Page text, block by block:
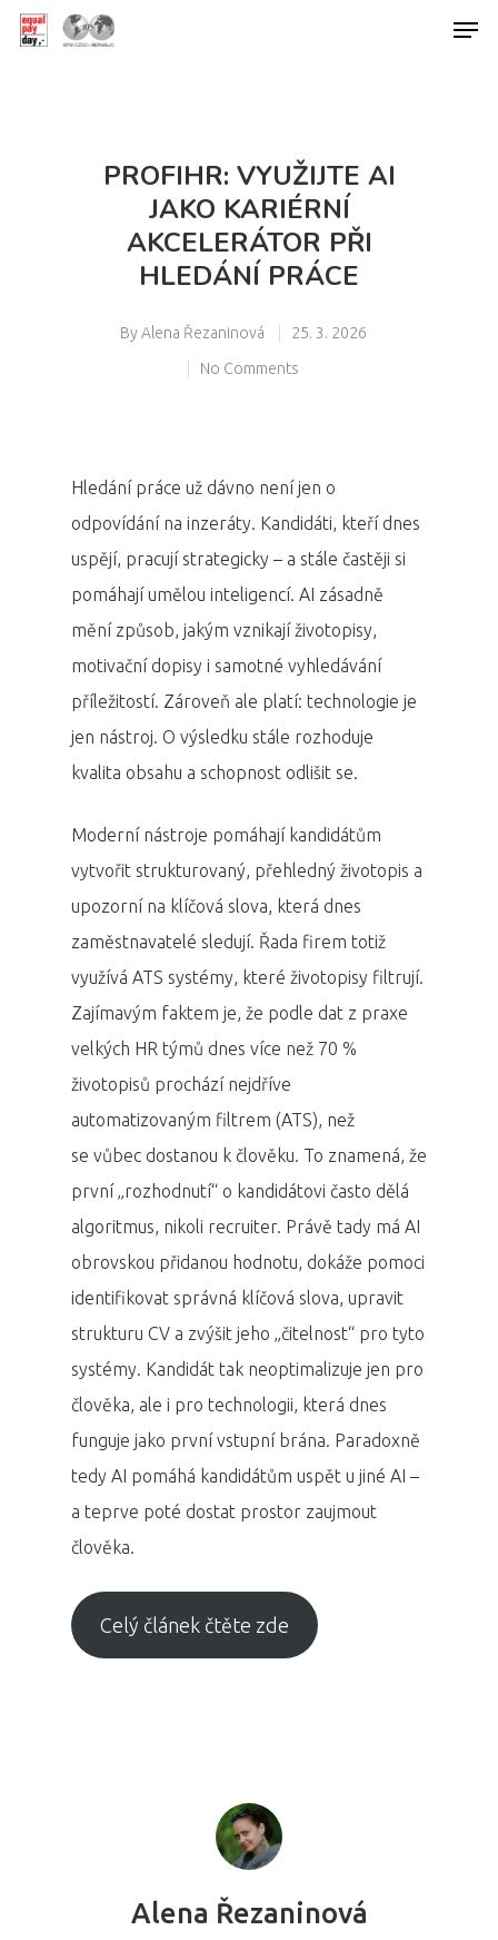
PROFIHR: VYUŽIJTE AI
JAKO KARIÉRNÍ
AKCELERÁTOR PŘI
HLEDÁNÍ PRÁCE
By Alena Řezaninová
25. 3. 2026
No Comments
Hledání práce už dávno není jen o
odpovídání na inzeráty. Kandidáti, kteří dnes
uspějí, pracují strategicky – a stále častěji si
pomáhají umělou inteligencí. AI zásadně
mění způsob, jakým vznikají životopisy,
motivační dopisy i samotné vyhledávání
příležitostí. Zároveň ale platí: technologie je
jen nástroj. O výsledku stále rozhoduje
kvalita obsahu a schopnost odlišit se.
Moderní nástroje pomáhají kandidátům
vytvořit strukturovaný, přehledný životopis a
upozorní na klíčová slova, která dnes
zaměstnavatelé sledují. Řada firem totiž
využívá ATS systémy, které životopisy filtrují.
Zajímavým faktem je, že podle dat z praxe
velkých HR týmů dnes více než 70 %
životopisů prochází nejdříve
automatizovaným filtrem (ATS), než
se vůbec dostanou k člověku. To znamená, že
první „rozhodnutí“ o kandidátovi často dělá
algoritmus, nikoli recruiter. Právě tady má AI
obrovskou přidanou hodnotu, dokáže pomoci
identifikovat správná klíčová slova, upravit
strukturu CV a zvýšit jeho „čitelnost“ pro tyto
systémy. Kandidát tak neoptimalizuje jen pro
člověka, ale i pro technologii, která dnes
funguje jako první vstupní brána. Paradoxně
tedy AI pomáhá kandidátům uspět u jiné AI –
a teprve poté dostat prostor zaujmout
člověka.
Celý článek čtěte zde
Alena Řezaninová